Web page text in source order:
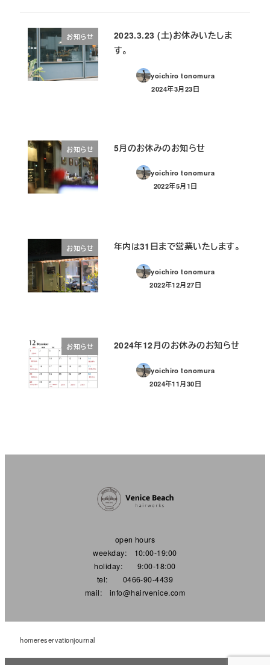
お知らせ
2023.3.23 (土)お休みいたしま
す。
yoichiro tonomura
投稿日
2024年3月23日
お知らせ 5月のお休みのお知らせ
yoichiro tonomura
投稿日
2022年5月1日
お知らせ 年内は31日まで営業いたします。
yoichiro tonomura
投稿日
2022年12月27日
お知らせ 2024年12月のお休みのお知らせ
yoichiro tonomura
投稿日
2024年11月30日
open hours
weekday: 10:00-19:00
holiday: 9:00-18:00
tel: 0466-90-4439
mail: info@hairvenice.com
homereservationjournal